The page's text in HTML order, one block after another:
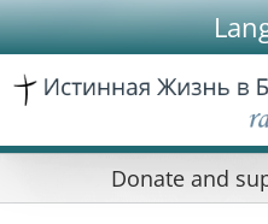
Skip
to
content
Donate and